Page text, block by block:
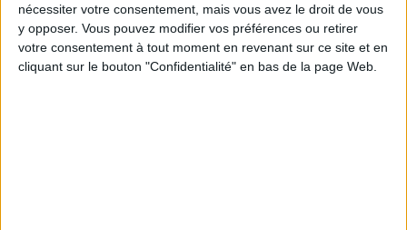
nécessiter votre consentement, mais vous avez le droit de vous
y opposer. Vous pouvez modifier vos préférences ou retirer
votre consentement à tout moment en revenant sur ce site et en
cliquant sur le bouton "Confidentialité" en bas de la page Web.
Les équipes du Service-client et de la
Communauté Savoir Maigrir vous aident
chaque semaine à vous rapprocher
sereinement de votre objectif minceur.